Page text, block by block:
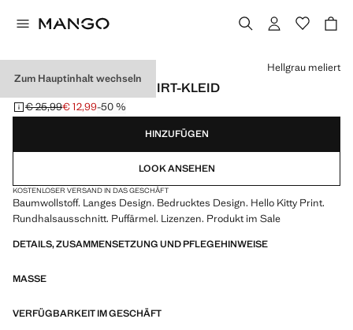
Zum Hauptinhalt wechseln
HELLO KITTY SWEATSHIRT-KLEID
Ausgangspreis durchgestrichen [€ 25,99 ]
€ 25,99
Aktueller Preis [€ 12,99 ]
€ 12,99-50 %
Wählen Sie eine Farbe
Hellgrau meliert
HINZUFÜGEN
LOOK ANSEHEN
KOSTENLOSER VERSAND IN DAS GESCHÄFT
Baumwollstoff. Langes Design. Bedrucktes Design. Hello Kitty Print.
Rundhalsausschnitt. Puffärmel. Lizenzen. Produkt im Sale
DETAILS, ZUSAMMENSETZUNG UND PFLEGEHINWEISE
MASSE
VERFÜGBARKEIT IM GESCHÄFT